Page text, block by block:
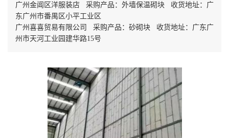
广州金阊区洋服装店 采购产品：外墙保温砌块 收货地址：广
东广州市番禺区小平工业区
广州喜喜贸易有限公司 采购产品：砂砌块 收货地址：广东广
州市天河工业园建华路15号